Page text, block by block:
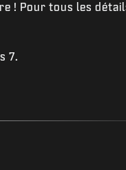
! Pour tous les
7.